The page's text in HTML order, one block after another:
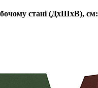
стані (ДхШхВ), см: